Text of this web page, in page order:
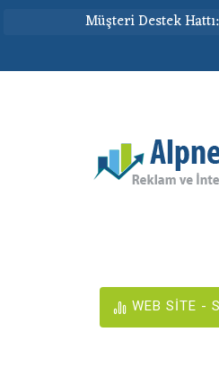
Müşteri Destek
WEB SİTE -